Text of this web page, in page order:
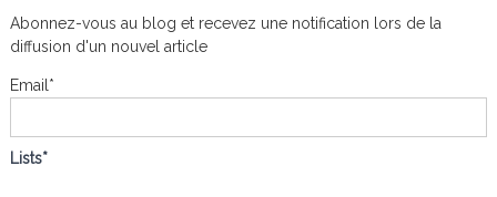
c
h
e
r
e
r
Abonnez-vous au blog et recevez une notification lors de la
diffusion d'un nouvel article
Email*
Lists*